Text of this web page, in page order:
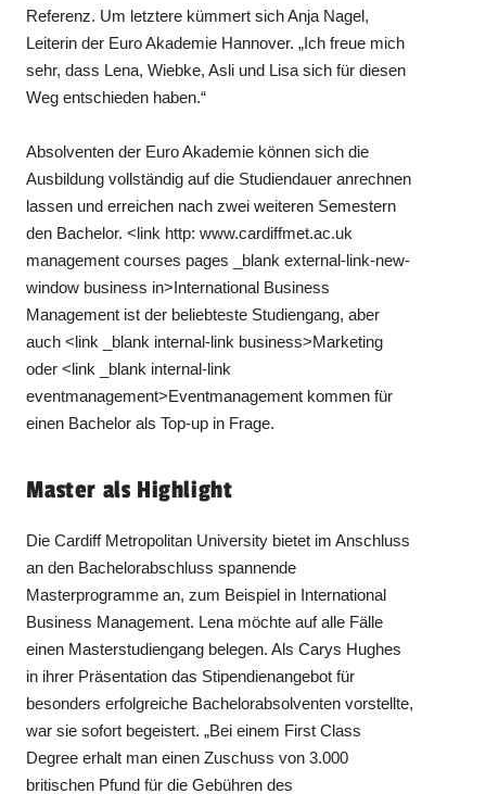
Referenz. Um letztere kümmert sich Anja Nagel,
Leiterin der Euro Akademie Hannover. „Ich freue mich
sehr, dass Lena, Wiebke, Asli und Lisa sich für diesen
Weg entschieden haben.“
Absolventen der Euro Akademie können sich die
Ausbildung vollständig auf die Studiendauer anrechnen
lassen und erreichen nach zwei weiteren Semestern
den Bachelor. <link http: www.cardiffmet.ac.uk
management courses pages _blank external-link-new-
window business in>International Business
Management ist der beliebteste Studiengang, aber
auch <link _blank internal-link business>Marketing
oder <link _blank internal-link
eventmanagement>Eventmanagement kommen für
einen Bachelor als Top-up in Frage.
Master als Highlight
Die Cardiff Metropolitan University bietet im Anschluss
an den Bachelorabschluss spannende
Masterprogramme an, zum Beispiel in International
Business Management. Lena möchte auf alle Fälle
einen Masterstudiengang belegen. Als Carys Hughes
in ihrer Präsentation das Stipendienangebot für
besonders erfolgreiche Bachelorabsolventen vorstellte,
war sie sofort begeistert. „Bei einem First Class
Degree erhalt man einen Zuschuss von 3.000
britischen Pfund für die Gebühren des